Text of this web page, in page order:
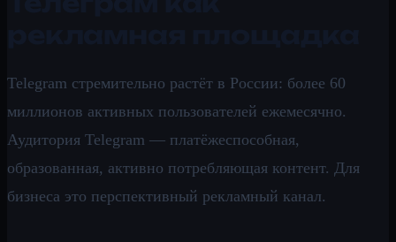
Telegram стремительно растёт в России: более 60
миллионов активных пользователей ежемесячно.
Аудитория Telegram — платёжеспособная,
образованная, активно потребляющая контент. Для
бизнеса это перспективный рекламный канал.